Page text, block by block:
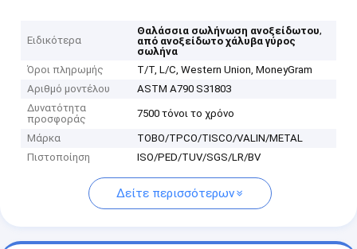
Ειδικότερα
Θαλάσσια σωλήνωση ανοξείδωτου,
από ανοξείδωτο χάλυβα γύρος
σωλήνα
Όροι πληρωμής
T/T, L/C, Western Union, MoneyGram
Αριθμό μοντέλου
ASTM A790 S31803
Δυνατότητα
προσφοράς
7500 τόνοι το χρόνο
Μάρκα
TOBO/TPCO/TISCO/VALIN/METAL
Πιστοποίηση
ISO/PED/TUV/SGS/LR/BV
Δείτε περισσότερων